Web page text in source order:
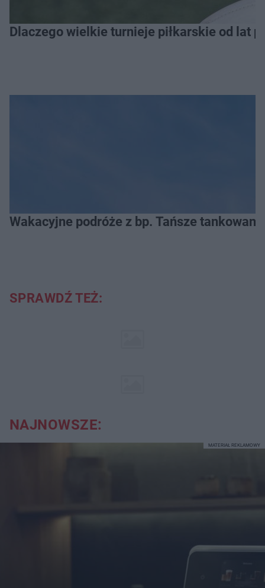
Dlaczego wielkie turnieje piłkarskie od lat
Wakacyjne podróże z bp. Tańsze
SPRAWDŹ TEŻ:
NAJNOWSZE:
MATERIAŁ REKLAMOWY